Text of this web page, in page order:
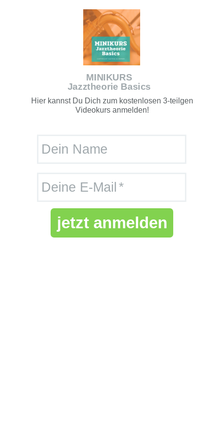
MINIKURS
Jazztheorie Basics
Dein Name
Deine E-Mail
jetzt anmelden
Hier kannst Du Dich zum kostenlosen 3-teilgen
Videokurs anmelden!